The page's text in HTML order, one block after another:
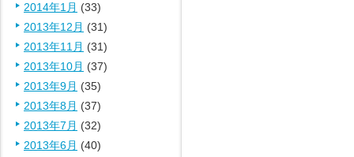
2014年1月 (33)
2013年12月 (31)
2013年11月 (31)
2013年10月 (37)
2013年9月 (35)
2013年8月 (37)
2013年7月 (32)
2013年6月 (40)